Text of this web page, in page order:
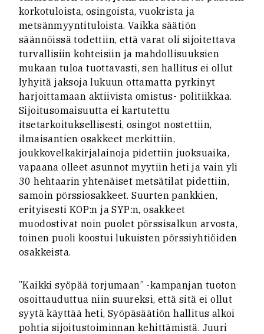
korkotuloista, osingoista, vuokrista ja
metsänmyyntituloista. Vaikka säätiön
säännöissä todettiin, että varat oli sijoitettava
turvallisiin kohteisiin ja mahdollisuuksien
mukaan tuloa tuottavasti, sen hallitus ei ollut
lyhyitä jaksoja lukuun ottamatta pyrkinyt
harjoittamaan aktiivista omistus- politiikkaa.
Sijoitusomaisuutta ei kartutettu
itsetarkoituksellisesti, osingot nostettiin,
ilmaisantien osakkeet merkittiin,
joukkovelkakirjalainoja pidettiin juoksuaika,
vapaana olleet asunnot myytiin heti ja vain yli
30 hehtaarin yhtenäiset metsätilat pidettiin,
samoin pörssiosakkeet. Suurten pankkien,
erityisesti KOP:n ja SYP:n, osakkeet
muodostivat noin puolet pörssisalkun arvosta,
toinen puoli koostui lukuisten pörssiyhtiöiden
osakkeista.
”Kaikki syöpää torjumaan” -kampanjan tuoton
osoittauduttua niin suureksi, että sitä ei ollut
syytä käyttää heti, Syöpäsäätiön hallitus alkoi
pohtia sijoitustoiminnan kehittämistä. Juuri